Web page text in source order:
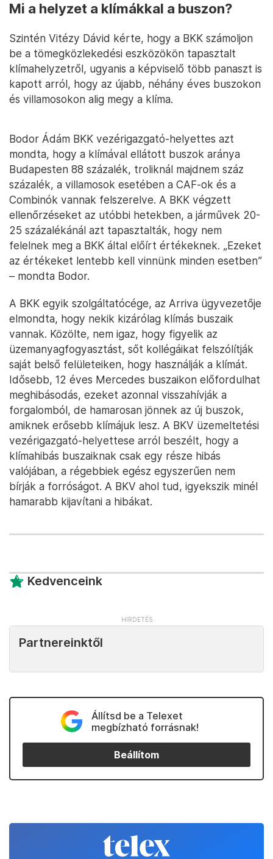
Mi a helyzet a klímákkal a buszon?
Szintén Vitézy Dávid kérte, hogy a BKK számoljon
be a tömegközlekedési eszközökön tapasztalt
klímahelyzetről, ugyanis a képviselő több panaszt is
kapott arról, hogy az újabb, néhány éves buszokon
és villamosokon alig megy a klíma.
Bodor Ádám BKK vezérigazgató-helyettes azt
mondta, hogy a klímával ellátott buszok aránya
Budapesten 88 százalék, troliknál majdnem száz
százalék, a villamosok esetében a CAF-ok és a
Combinók vannak felszerelve. A BKK végzett
ellenőrzéseket az utóbbi hetekben, a járművek 20-
25 százalékánál azt tapasztalták, hogy nem
felelnek meg a BKK által előírt értékeknek. „Ezeket
az értékeket lentebb kell vinnünk minden esetben”
– mondta Bodor.
A BKK egyik szolgáltatócége, az Arriva ügyvezetője
elmondta, hogy nekik kizárólag klímás buszaik
vannak. Közölte, nem igaz, hogy figyelik az
üzemanyagfogyasztást, sőt kollégáikat felszólítják
saját belső felületeiken, hogy használják a klímát.
Idősebb, 12 éves Mercedes buszaikon előfordulhat
meghibásodás, ezeket azonnal visszahívják a
forgalomból, de hamarosan jönnek az új buszok,
amiknek erősebb klímájuk lesz. A BKV üzemeltetési
vezérigazgató-helyettese arról beszélt, hogy a
klímahibás buszaiknak csak egy része hibás
valójában, a régebbiek egész egyszerűen nem
bírják a forróságot. A BKV ahol tud, igyekszik minél
hamarabb kijavítani a hibákat.
Kedvenceink
Partnereinktől
Állítsd be a Telexet
megbízható forrásnak!
Beállítom